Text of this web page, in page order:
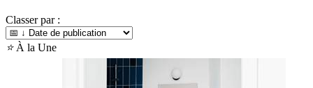
Classer par :
⭐À la Une